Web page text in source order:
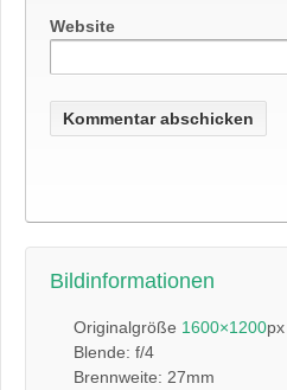
Website
Bildinformationen
Originalgröße 1600×1200px
Blende: f/4
Brennweite: 27mm